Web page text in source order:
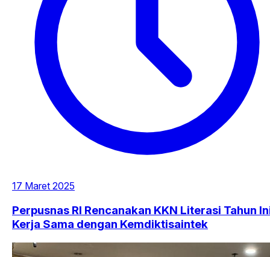
17 Maret 2025
Perpusnas RI Rencanakan KKN Literasi Tahun
Kerja Sama dengan Kemdiktisaintek